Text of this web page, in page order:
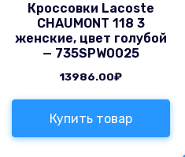
Кроссовки Lacoste
CHAUMONT 118 3
женские, цвет голубой
— 735SPW0025
13986.00₽
Купить товар